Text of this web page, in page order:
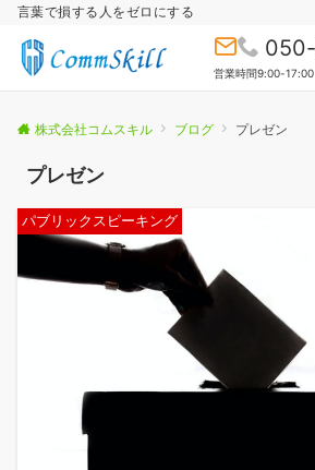
言葉で損する人をゼロにする
営業時間9:00-
株式会社コムスキル ブログ プレゼン
プレゼン
パブリックスピーキング